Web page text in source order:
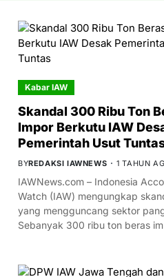
Kabar IAW
Skandal 300 Ribu Ton
Impor Berkutu IAW
Pemerintah Usut
BYREDAKSI IAWNEWS 1 TAHUN
IAWNews.com – Indonesia
Watch (IAW) mengungkap
yang mengguncang sektor
Sebanyak 300 ribu ton beras